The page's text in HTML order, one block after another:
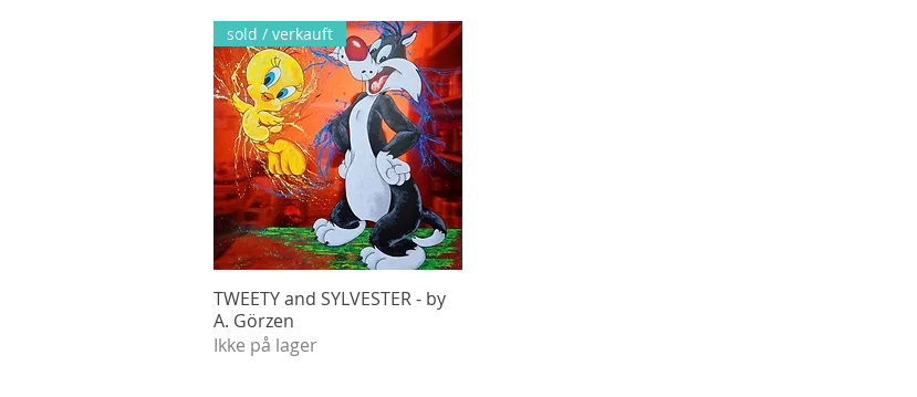
Hurtigvisning
sold / verkauft
TWEETY and SYLVESTER - by
A. Görzen
Ikke på lager